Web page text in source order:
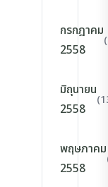
กรกฎาคม
2558
มิถุนายน
2558
พฤษภาคม
2558